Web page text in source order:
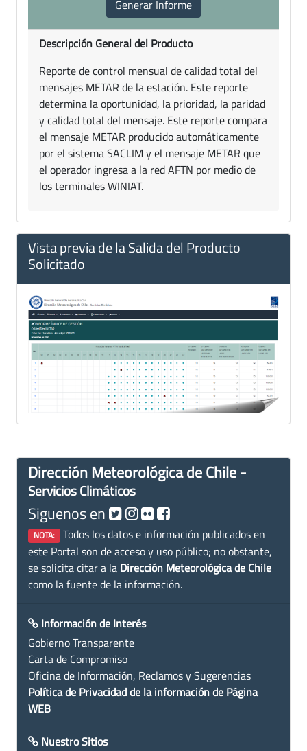
Descripción General del Producto
Reporte de control mensual de calidad total del
mensajes METAR de la estación. Este reporte
determina la oportunidad, la prioridad, la paridad
y calidad total del mensaje. Este reporte compara
el mensaje METAR producido automáticamente
por el sistema SACLIM y el mensaje METAR que
el operador ingresa a la red AFTN por medio de
los terminales WINIAT.
Vista previa de la Salida del Producto
Solicitado
Dirección Meteorológica de Chile -
Servicios Climáticos
Siguenos en
NOTA: Todos los datos e información publicados en
este Portal son de acceso y uso público; no obstante,
se solicita citar a la Dirección Meteorológica de Chile
como la fuente de la información.
Información de Interés
Gobierno Transparente
Carta de Compromiso
Oficina de Información, Reclamos y Sugerencias
Política de Privacidad de la información de Página
WEB
Nuestro Sitios